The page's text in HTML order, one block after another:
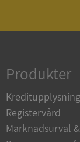
Produkter
Kreditupplysning
Registervård
Marknadsurval
Strikt
och